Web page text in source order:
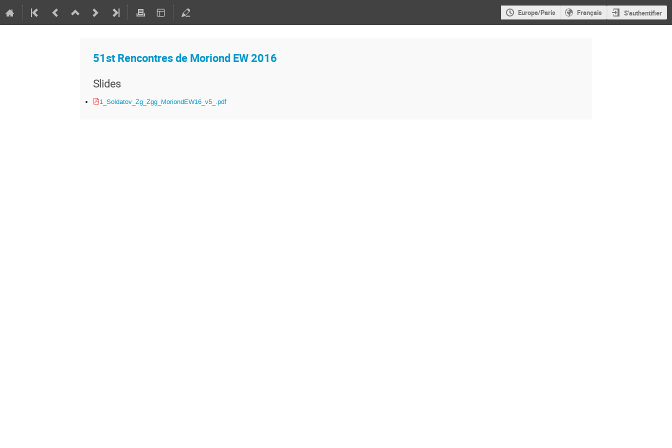
Europe/Paris Français S'authentifier
51st Rencontres de Moriond EW 2016
Slides
1_Soldatov_Zg_Zgg_MoriondEW16_v5_.pdf